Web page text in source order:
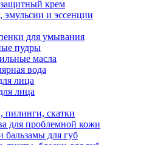
крем
эмульсии и эссенции
для умывания
пудры
масла
вода
лица
лица
пилинги, скатки
для проблемной кожи
бальзамы для губ